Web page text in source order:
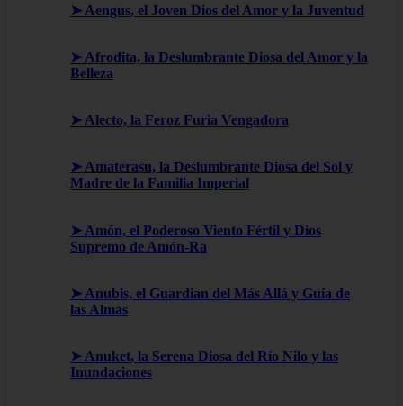
➤ Aengus, el Joven Dios del Amor y la Juventud
➤ Afrodita, la Deslumbrante Diosa del Amor y la
Belleza
➤ Alecto, la Feroz Furia Vengadora
➤ Amaterasu, la Deslumbrante Diosa del Sol y
Madre de la Familia Imperial
➤ Amón, el Poderoso Viento Fértil y Dios
Supremo de Amón-Ra
➤ Anubis, el Guardian del Más Allá y Guía de
las Almas
➤ Anuket, la Serena Diosa del Río Nilo y las
Inundaciones